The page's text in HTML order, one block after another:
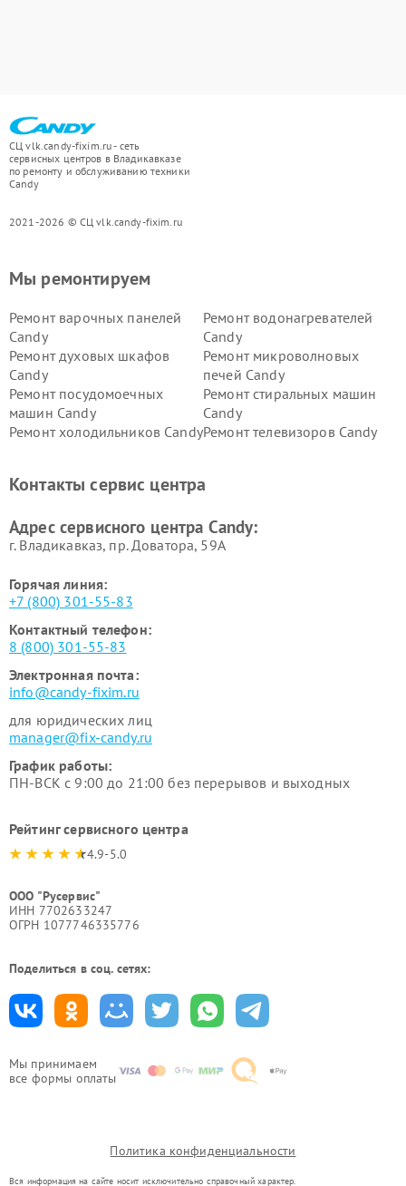
СЦ vlk.candy-fixim.ru - сеть
сервисных центров в Владикавказе
по ремонту и обслуживанию техники
Candy
2021-2026 © СЦ vlk.candy-fixim.ru
Мы принимаем
все формы оплаты
Мы ремонтируем
Ремонт варочных панелей
Candy
Ремонт водонагревателей
Candy
Ремонт духовых шкафов
Candy
Ремонт микроволновых
печей Candy
Ремонт посудомоечных
машин Candy
Ремонт стиральных машин
Candy
Ремонт холодильников CandyРемонт телевизоров Candy
Контакты сервис центра
Адрес сервисного центра Candy:
г. Владикавказ, пр. Доватора, 59А
Горячая линия:
+7 (800) 301-55-83
Контактный телефон:
8 (800) 301-55-83
Электронная почта:
info@candy-fixim.ru
для юридических лиц
manager@fix-candy.ru
График работы:
ПН-ВСК с 9:00 до 21:00 без перерывов и выходных
Рейтинг сервисного центра
4.9-5.0
ООО "Русервис"
ИНН 7702633247
ОГРН 1077746335776
Поделиться в соц. сетях:
Политика конфиденциальности
Вся информация на сайте носит исключительно справочный характер.